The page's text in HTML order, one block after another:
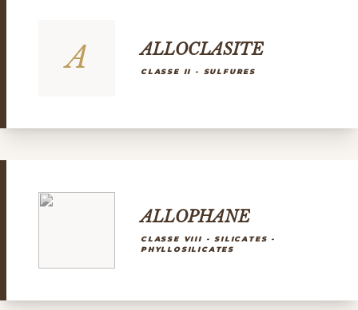
A ALLOCLASITE
CLASSE II - SULFURES
ALLOPHANE
CLASSE VIII - SILICATES -
PHYLLOSILICATES